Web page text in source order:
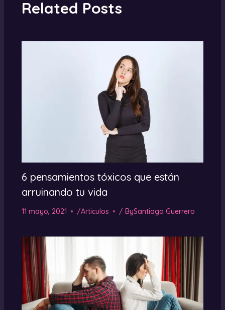
Related Posts
6 pensamientos tóxicos que están
arruinando tu vida
11 mayo, 2021 /Articulos / BySantiago Guerrero